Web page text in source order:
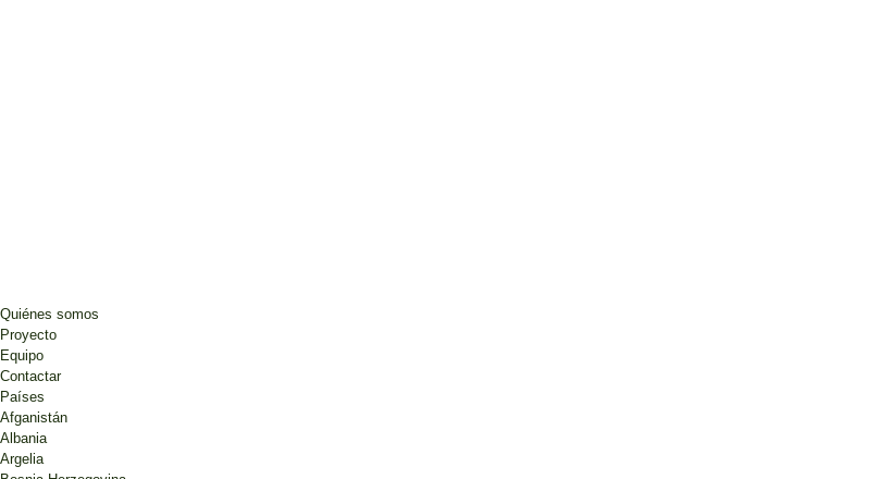
Quiénes somos
Proyecto
Equipo
Contactar
Países
Afganistán
Albania
Argelia